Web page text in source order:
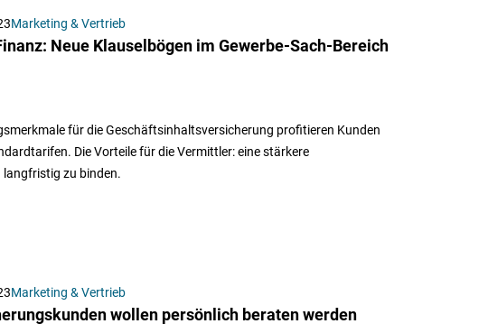
Marketing & Vertrieb
Neue Klauselbögen im Gewerbe-Sach-Bereich
für die Geschäftsinhaltsversicherung profitieren Kunden
Die Vorteile für die Vermittler: eine stärkere
zu binden.
Marketing & Vertrieb
wollen persönlich beraten werden